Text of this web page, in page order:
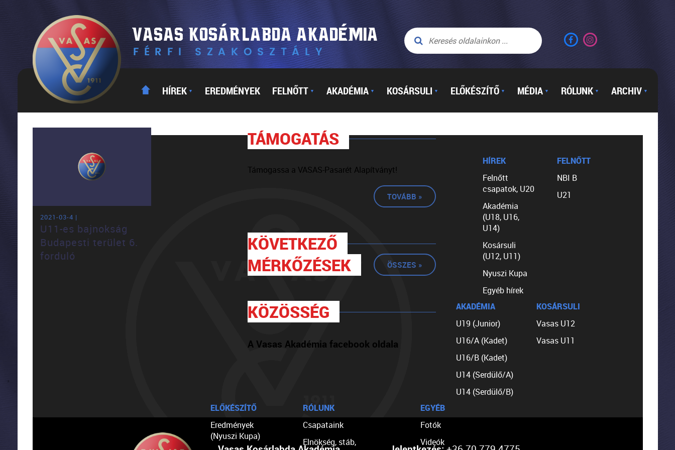
HÍREK ▼ EREDMÉNYEK FELNŐTT ▼ AKADÉMIA ▼ KOSÁRSULI ▼ ELŐKÉSZÍTŐ ▼ MÉDIA ▼ RÓLUNK ▼ ARCHIV ▼
2021-03-4 |
U11-es bajnokság
Budapesti terület 6.
forduló
TÁMOGATÁS
Támogassa a VASAS-Pasarét Alapítványt!
TOVÁBB »
KÖVETKEZŐ
MÉRKŐZÉSEK
ÖSSZES »
KÖZÖSSÉG
A Vasas Akadémia facebook oldala
HÍREK
Felnőtt
csapatok, U20
Akadémia
(U18, U16,
U14)
Kosársuli
(U12, U11)
Nyuszi Kupa
Egyéb hírek
FELNŐTT
NBI B
U21
AKADÉMIA
U19 (Junior)
U16/A (Kadet)
U16/B (Kadet)
U14 (Serdülő/A)
U14 (Serdülő/B)
KOSÁRSULI
Vasas U12
Vasas U11
ELŐKÉSZÍTŐ
Eredmények
(Nyuszi Kupa)
RÓLUNK
Csapataink
Elnökség, stáb,
EGYÉB
Fotók
Videók